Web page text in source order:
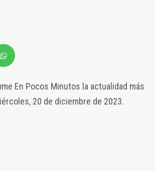
En Pocos Minutos la actualidad más
20 de diciembre de 2023.